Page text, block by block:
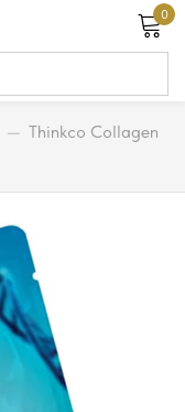
0
— Thinkco Collagen
Забыли пароль?